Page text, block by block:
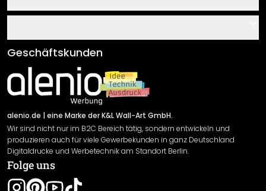
Über uns
Klebe- und Montageanleitungen
Newsletter An-/Abmeldung
Sendungsverfolgung
AGB
Impressum
Versand & Zahlung
Rücksendung
Widerrufsrecht
Datenschutzerklärung
Gewährleistung
Geschäftskunden
alenio.de | eine Marke der K&L Wall-Art GmbH.
Wir sind nicht nur im B2C Bereich tätig, sondern entwickeln und
produzieren auch für viele Gewerbekunden in ganz Deutschland
Digitaldrucke und Werbetechnik am Standort Berlin.
Folge uns